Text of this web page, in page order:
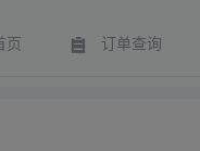
页 订单查询